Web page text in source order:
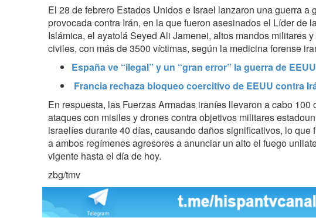
El 28 de febrero Estados Unidos e Israel lanzaron una guerra a
provocada contra Irán, en la que fueron asesinados el Líder de
Islámica, el ayatolá Seyed Ali Jamenei, altos mandos militares
civiles, con más de 3500 víctimas, según la medicina forense
España ve “ilegal” y un “gran error” la guerra de
Francia rechaza bloqueo coercitivo de EEUU contra
En respuesta, las Fuerzas Armadas iraníes llevaron a cabo 100
ataques con misiles y drones contra objetivos militares
israelíes durante 40 días, causando daños significativos, lo que
a ambos regímenes agresores a anunciar un alto el fuego
vigente hasta el día de hoy.
zbg/tmv